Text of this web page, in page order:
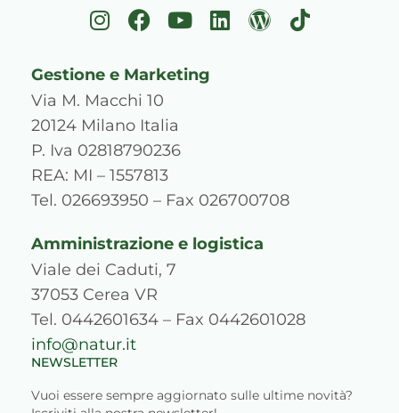
I
n
t
a
g
r
a
m
F
a
e
b
o
o
k
Y
o
t
e
L
i
W
o
s
T
i
Gestione e Marketing
Via M. Macchi 10
20124 Milano Italia
P. Iva 02818790236
REA: MI – 1557813
Tel. 026693950 – Fax 026700708
Amministrazione e logistica
Viale dei Caduti, 7
37053 Cerea VR
Tel. 0442601634 – Fax 0442601028
info@natur.it
NEWSLETTER
Vuoi essere sempre aggiornato sulle ultime novità?